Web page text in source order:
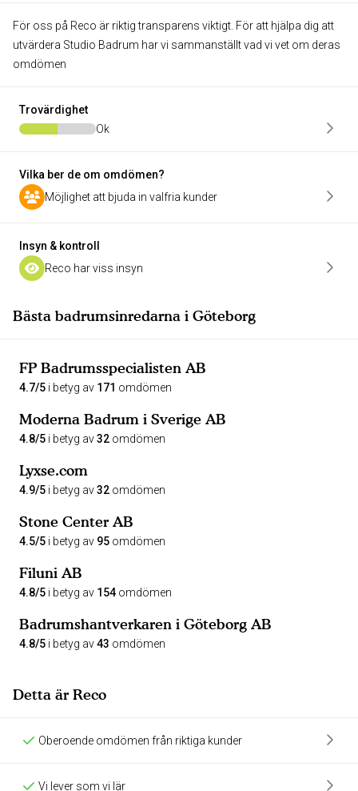
För oss på Reco är riktig transparens viktigt. För att hjälpa dig att
utvärdera Studio Badrum har vi sammanställt vad vi vet om deras
omdömen
Trovärdighet
Ok
Vilka ber de om omdömen?
Möjlighet att bjuda in valfria kunder
Insyn & kontroll
Reco har viss insyn
Bästa badrumsinredarna i Göteborg
FP Badrumsspecialisten AB
4.7/5 i betyg av 171 omdömen
Moderna Badrum i Sverige AB
4.8/5 i betyg av32 omdömen
Lyxse.com
4.9/5 i betyg av32 omdömen
Stone Center AB
4.5/5 i betyg av 95 omdömen
Filuni AB
4.8/5 i betyg av 154 omdömen
Badrumshantverkaren i Göteborg AB
4.8/5 i betyg av43 omdömen
Detta är Reco
Oberoende omdömen från riktiga kunder
Vi lever som vi lär